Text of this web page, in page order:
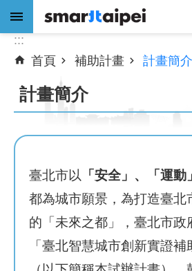
跳到主要內容區塊
進
搜
尋
公
告
息
:::
首頁
補助計畫 計畫簡介
計畫簡介
臺北市以 「安全」、「運動
都為城市願景，為打造臺北
的「未來之都」，臺北市政
「臺北智慧城市創新實證補